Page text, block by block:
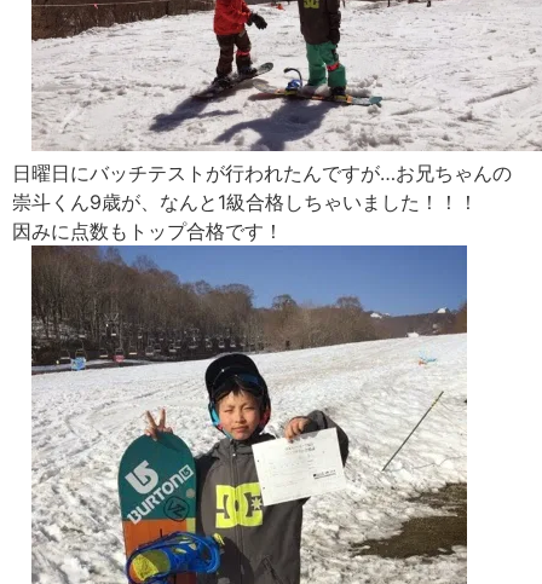
日曜日にバッチテストが行われたんですが…お兄ちゃんの
崇斗くん9歳が、なんと1級合格しちゃいました！！！
因みに点数もトップ合格です！